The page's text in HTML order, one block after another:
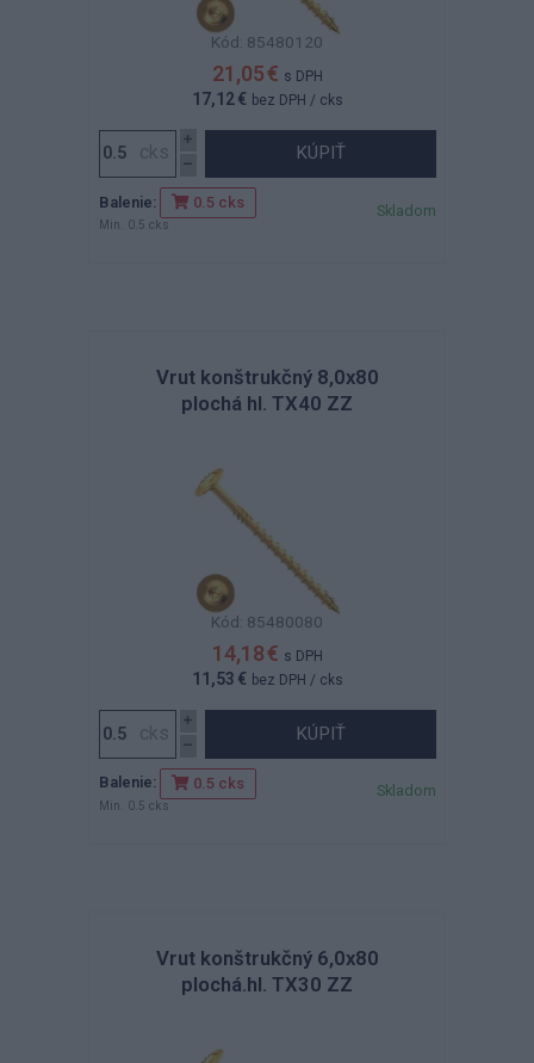
Kód: 85480120
21,05 € s DPH
17,12 € bez DPH / cks
KÚPIŤ
Balenie: 0.5 cks
Min. 0.5 cks
Skladom
Vrut konštrukčný 8,0x80
plochá hl. TX40 ZZ
Kód: 85480080
14,18 € s DPH
11,53 € bez DPH / cks
KÚPIŤ
Balenie: 0.5 cks
Min. 0.5 cks
Skladom
Vrut konštrukčný 6,0x80
plochá.hl. TX30 ZZ